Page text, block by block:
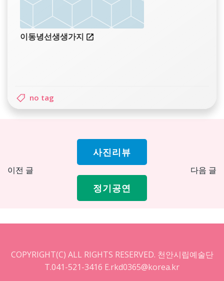
이동녕선생생가지
no tag
Post
navigation
이전 글
사진리뷰
정기공연
다음 글
COPYRIGHT(C) ALL RIGHTS RESERVED. 천안시립예술단
T.041-521-3416 E.rkd0365@korea.kr